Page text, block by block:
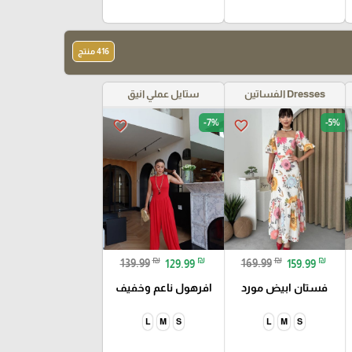
416 منتج
Dresses الفساتين
favorite_border -5%
169.99 ₪ 159.99 ₪
فستان ابيض مورد
S
M
L
ستايل عملي انيق
favorite_border -7%
139.99 ₪ 129.99 ₪
افرهول ناعم وخفيف
S
M
L